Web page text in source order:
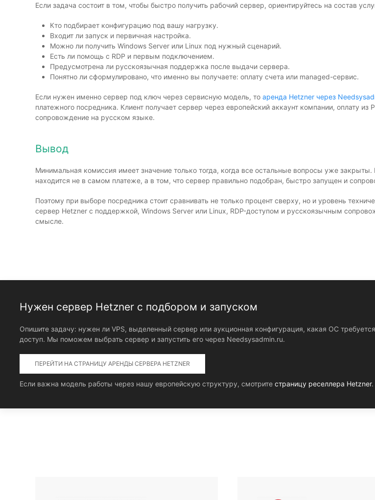
Если задача состоит в том, чтобы быстро получить рабочий сервер, ориентируйтесь на состав
Кто подбирает конфигурацию под вашу нагрузку.
Входит ли запуск и первичная настройка.
Можно ли получить Windows Server или Linux под нужный сценарий.
Есть ли помощь с RDP и первым подключением.
Предусмотрена ли русскоязычная поддержка после выдачи сервера.
Понятно ли сформулировано, что именно вы получаете: оплату счета или managed-сервис.
Если нужен именно сервер под ключ через сервисную модель, то аренда Hetzner через
платежного посредника. Клиент получает сервер через европейский аккаунт компании, оплату
сопровождение на русском языке.
Вывод
Минимальная комиссия имеет значение только тогда, когда все остальные вопросы уже
находится не в самом платеже, а в том, что сервер правильно подобран, быстро запущен и
Поэтому при выборе посредника стоит сравнивать не только процент сверху, но и уровень
сервер Hetzner с поддержкой, Windows Server или Linux, RDP-доступом и русскоязычным
смысле.
Нужен сервер Hetzner с подбором и запуском
Опишите задачу: нужен ли VPS, выделенный сервер или аукционная конфигурация, какая ОС
доступ. Мы поможем выбрать сервер и запустить его через Needsysadmin.ru.
ПЕРЕЙТИ НА СТРАНИЦУ АРЕНДЫ СЕРВЕРА HETZNER
Если важна модель работы через нашу европейскую структуру, смотрите страницу реселлера Hetzner.